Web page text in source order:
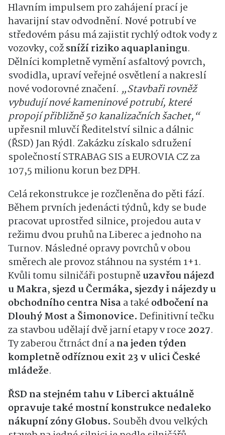
Hlavním impulsem pro zahájení prací je
havarijní stav odvodnění. Nové potrubí ve
středovém pásu má zajistit rychlý odtok vody z
vozovky, cožsníží rizikoaquaplaningu.
Dělníci kompletně vymění asfaltový povrch,
svodidla, upraví veřejné osvětlení a nakreslí
nové vodorovné značení. „Stavbaři rovněž
vybudují nové kameninové potrubí, které
propojí přibližně 50 kanalizačních šachet,“
upřesnil mluvčí Ředitelství silnic a dálnic
(ŘSD) Jan Rýdl. Zakázku získalo sdružení
společností STRABAG SIS a EUROVIA CZ za
107,5 milionu korun bez DPH.
Celá rekonstrukce je rozčleněna do pěti fází.
Během prvních jedenácti týdnů, kdy se bude
pracovat uprostřed silnice, projedou auta v
režimu dvou pruhů na Liberec a jednoho na
Turnov. Následné opravy povrchů v obou
směrech ale provoz stáhnou na systém 1+1.
Kvůli tomu silničáři postupněuzavřou nájezd
u Makra, sjezd u Čermáka, sjezdy i nájezdy u
obchodního centra Nisa a také odbočení na
Dlouhý Most a Šimonovice. Definitivní tečku
za stavbou udělají dvě jarní etapy v roce 2027.
Ty zaberou čtrnáct dní ana jeden týden
kompletně odříznou exit 23 v ulici České
mládeže.
ŘSD na stejném tahu v Liberci aktuálně
opravuje také mostní konstrukce nedaleko
nákupní zóny Globus. Souběh dvou velkých